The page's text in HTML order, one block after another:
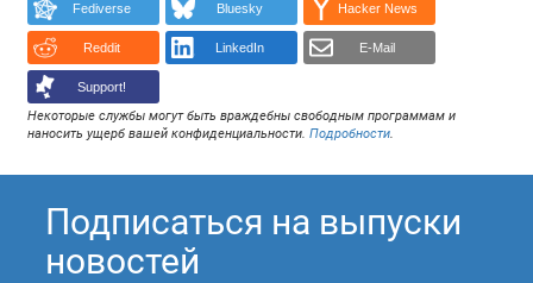
Fediverse Bluesky Hacker News
Reddit LinkedIn E-Mail
Support!
Некоторые службы могут быть враждебны свободным программам и
наносить ущерб вашей конфиденциальности.Подробности.
Подписаться на выпуски
новостей